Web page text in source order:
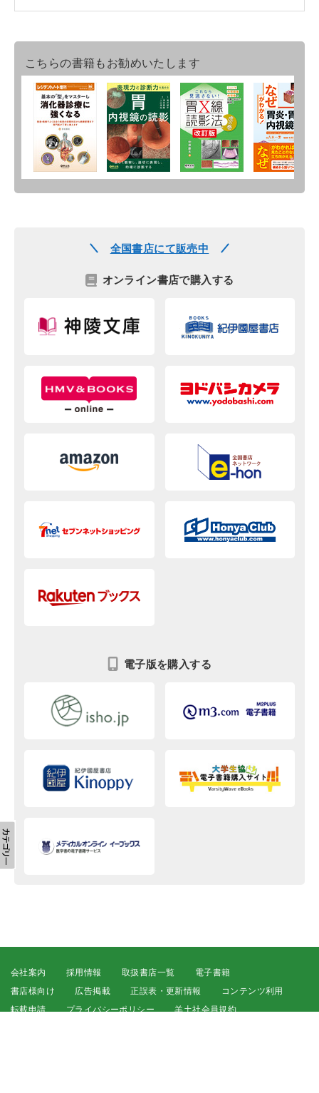
こちらの書籍もお勧めいたします
全国書店にて販売中
オンライン書店で購入する
電子版を購入する
会社案内 採用情報 取扱書店一覧
電子書籍
書店様向け
広告掲載 正誤表・更新情報
コンテンツ利用
転載申請
プライバシーポリシー
羊土社会員規約